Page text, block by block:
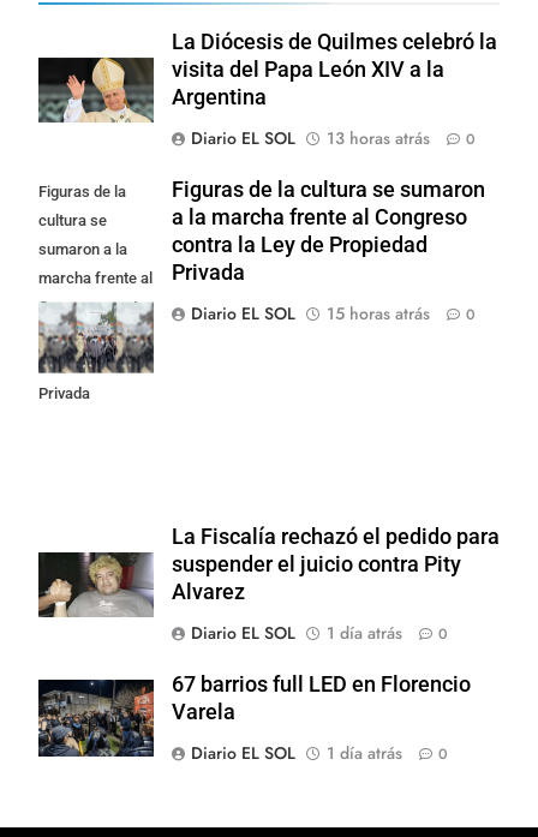
La Diócesis de Quilmes celebró la
visita del Papa León XIV a la
Argentina
Diario EL SOL
13 horas atrás 0
Figuras de la
cultura se
sumaron a la
marcha frente al
Congreso contra
la Ley de
Propiedad
Privada
Figuras de la cultura se sumaron
a la marcha frente al Congreso
contra la Ley de Propiedad
Privada
Diario EL SOL
15 horas atrás 0
La Fiscalía rechazó el pedido para
suspender el juicio contra Pity
Alvarez
Diario EL SOL
1 día atrás 0
67 barrios full LED en Florencio
Varela
Diario EL SOL
1 día atrás 0